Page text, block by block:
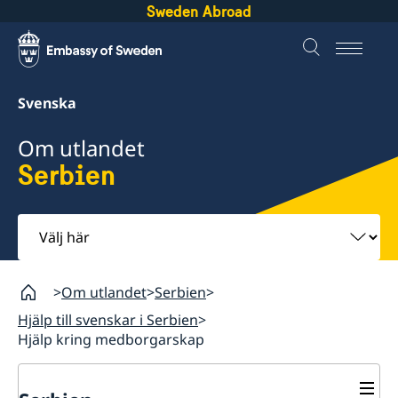
Sweden Abroad
Svenska
Om utlandet
Serbien
Välj
här
Om utlandet Serbien
Hjälp till svenskar i Serbien
Hjälp kring medborgarskap